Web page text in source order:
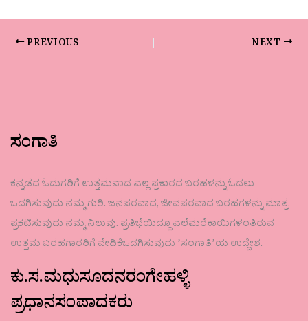
PREVIOUS NEXT
ಸಂಗಾತಿ
ಕನ್ನಡದ ಓದುಗರಿಗೆ ಉತ್ತಮವಾದ ಎಲ್ಲ ಪ್ರಕಾರದ ಬರಹಳನ್ನು ಓದಲು
ಒದಗಿಸುವುದು ನಮ್ಮ ಗುರಿ. ಜನಪರವಾದ, ಜೀವಪರವಾದ ಬರಹಗಳನ್ನು ಮಾತ್ರ
ಪ್ರಕಟಿಸುವುದು ನಮ್ಮ ನಿಲುವು. ಪ್ರತಿಭೆಯಿದ್ದೂ ಎಲೆಮರೆಕಾಯಿಗಳಂತಿರುವ
ಉತ್ತಮ ಬರಹಗಾರರಿಗೆ ವೇದಿಕೆಒದಗಿಸುವುದು ʼಸಂಗಾತಿʼಯ ಉದ್ದೇಶ.
ಕು.ಸ.ಮಧುಸೂದನರಂಗೇಹಳ್ಳಿ
ಪ್ರಧಾನಸಂಪಾದಕರು